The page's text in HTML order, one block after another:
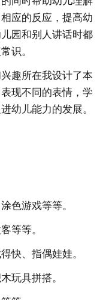
应的反应，提高幼
园和别人讲话时都
识。
趣所在我设计了本
现不同的表情，学
幼儿能力的发展。
色游戏等等。
等等。
快、指偶娃娃。
玩具拼搭。